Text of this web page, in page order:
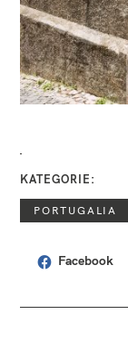
KATEGORIE
PORTUGALIA
Facebook